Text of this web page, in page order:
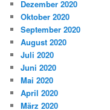
Dezember 2020
Oktober 2020
September 2020
August 2020
Juli 2020
Juni 2020
Mai 2020
April 2020
März 2020